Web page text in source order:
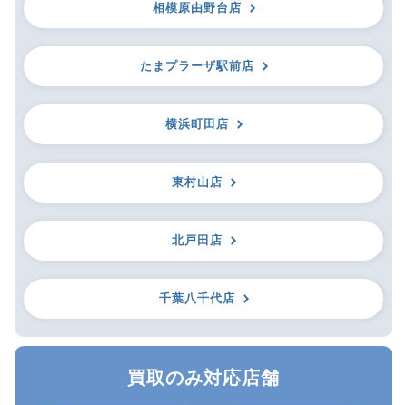
相模原由野台店
たまプラーザ駅前店
横浜町田店
東村山店
北戸田店
千葉八千代店
買取のみ対応店舗